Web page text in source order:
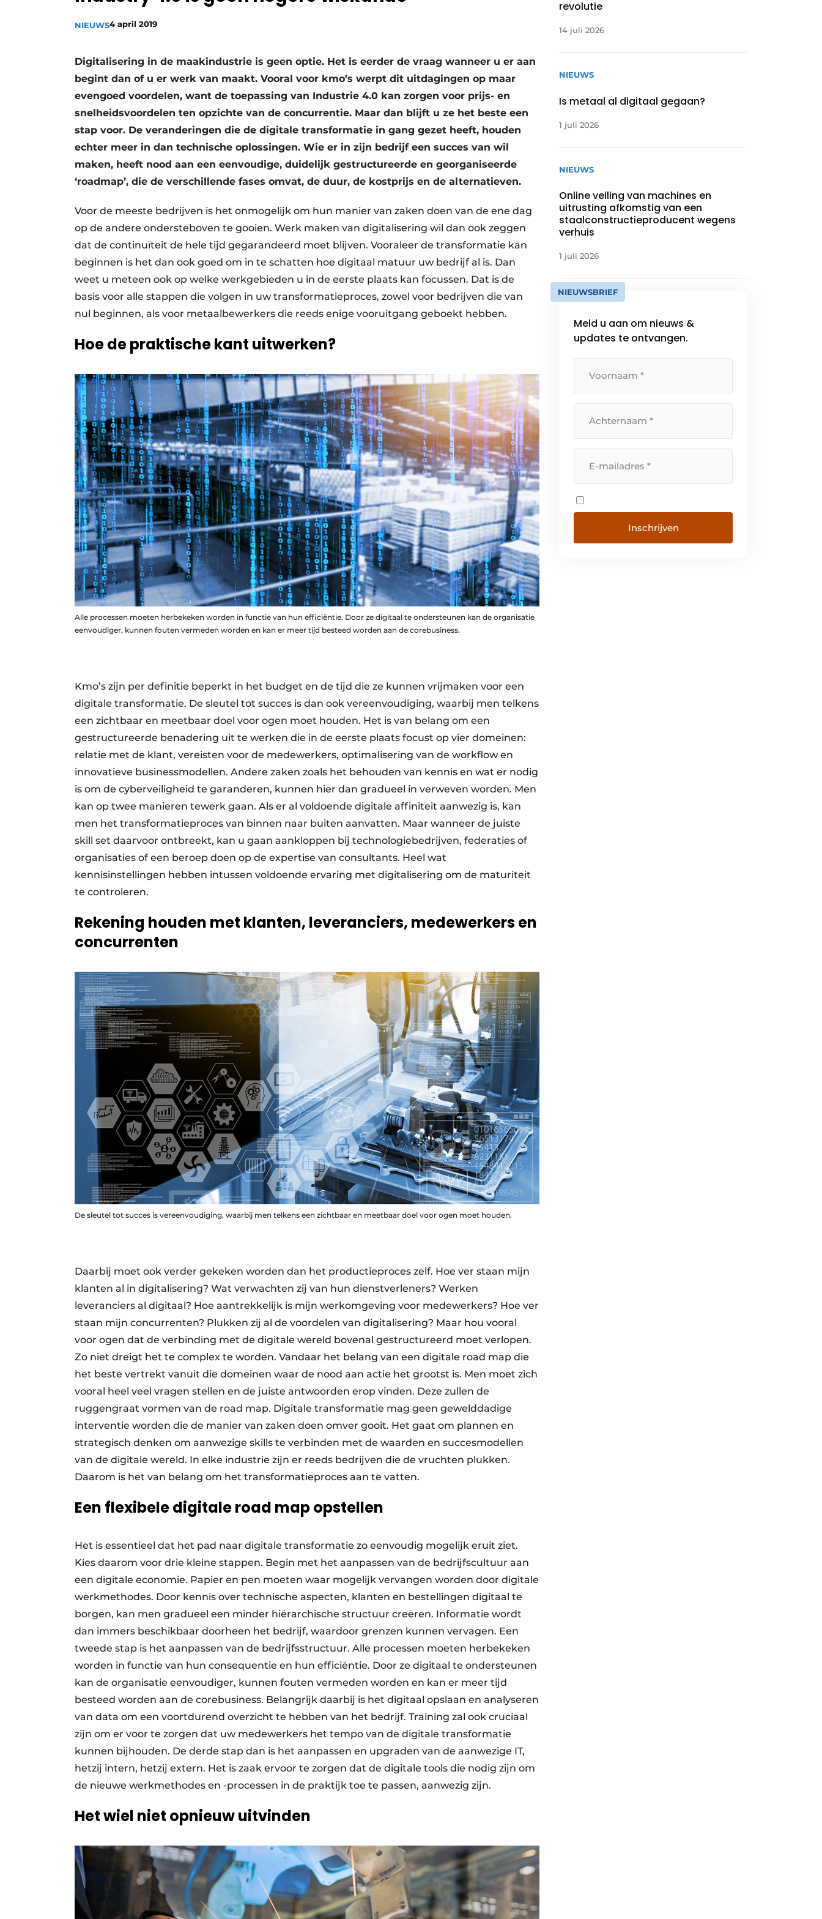
Video’s
NIEUWS4 april 2019
Digitalisering in de maakindustrie is geen optie. Het is eerder de vraag wanneer u er aan
begint dan of u er werk van maakt. Vooral voor kmo’s werpt dit uitdagingen op maar
evengoed voordelen, want de toepassing van Industrie 4.0 kan zorgen voor prijs- en
snelheidsvoordelen ten opzichte van de concurrentie. Maar dan blijft u ze het beste een
stap voor. De veranderingen die de digitale transformatie in gang gezet heeft, houden
echter meer in dan technische oplossingen. Wie er in zijn bedrijf een succes van wil
maken, heeft nood aan een eenvoudige, duidelijk gestructureerde en georganiseerde
‘roadmap’, die de verschillende fases omvat, de duur, de kostprijs en de alternatieven.
Voor de meeste bedrijven is het onmogelijk om hun manier van zaken doen van de ene dag
op de andere ondersteboven te gooien. Werk maken van digitalisering wil dan ook zeggen
dat de continuïteit de hele tijd gegarandeerd moet blijven. Vooraleer de transformatie kan
beginnen is het dan ook goed om in te schatten hoe digitaal matuur uw bedrijf al is. Dan
weet u meteen ook op welke werkgebieden u in de eerste plaats kan focussen. Dat is de
basis voor alle stappen die volgen in uw transformatieproces, zowel voor bedrijven die van
nul beginnen, als voor metaalbewerkers die reeds enige vooruitgang geboekt hebben.
Hoe de praktische kant uitwerken?
Alle processen moeten herbekeken worden in functie van hun efficiëntie. Door ze digitaal te ondersteunen kan de organisatie
eenvoudiger, kunnen fouten vermeden worden en kan er meer tijd besteed worden aan de corebusiness.
Kmo’s zijn per definitie beperkt in het budget en de tijd die ze kunnen vrijmaken voor een
digitale transformatie. De sleutel tot succes is dan ook vereenvoudiging, waarbij men telkens
een zichtbaar en meetbaar doel voor ogen moet houden. Het is van belang om een
gestructureerde benadering uit te werken die in de eerste plaats focust op vier domeinen:
relatie met de klant, vereisten voor de medewerkers, optimalisering van de workflow en
innovatieve businessmodellen. Andere zaken zoals het behouden van kennis en wat er nodig
is om de cyberveiligheid te garanderen, kunnen hier dan gradueel in verweven worden. Men
kan op twee manieren tewerk gaan. Als er al voldoende digitale affiniteit aanwezig is, kan
men het transformatieproces van binnen naar buiten aanvatten. Maar wanneer de juiste
skill set daarvoor ontbreekt, kan u gaan aankloppen bij technologiebedrijven, federaties of
organisaties of een beroep doen op de expertise van consultants. Heel wat
kennisinstellingen hebben intussen voldoende ervaring met digitalisering om de maturiteit
te controleren.
Rekening houden met klanten, leveranciers, medewerkers en
concurrenten
De sleutel tot succes is vereenvoudiging, waarbij men telkens een zichtbaar en meetbaar doel voor ogen moet houden.
Daarbij moet ook verder gekeken worden dan het productieproces zelf. Hoe ver staan mijn
klanten al in digitalisering? Wat verwachten zij van hun dienstverleners? Werken
leveranciers al digitaal? Hoe aantrekkelijk is mijn werkomgeving voor medewerkers? Hoe ver
staan mijn concurrenten? Plukken zij al de voordelen van digitalisering? Maar hou vooral
voor ogen dat de verbinding met de digitale wereld bovenal gestructureerd moet verlopen.
Zo niet dreigt het te complex te worden. Vandaar het belang van een digitale road map die
het beste vertrekt vanuit die domeinen waar de nood aan actie het grootst is. Men moet zich
vooral heel veel vragen stellen en de juiste antwoorden erop vinden. Deze zullen de
ruggengraat vormen van de road map. Digitale transformatie mag geen gewelddadige
interventie worden die de manier van zaken doen omver gooit. Het gaat om plannen en
strategisch denken om aanwezige skills te verbinden met de waarden en succesmodellen
van de digitale wereld. In elke industrie zijn er reeds bedrijven die de vruchten plukken.
Daarom is het van belang om het transformatieproces aan te vatten.
Een flexibele digitaleroad map opstellen
Het is essentieel dat het pad naar digitale transformatie zo eenvoudig mogelijk eruit ziet.
Kies daarom voor drie kleine stappen. Begin met het aanpassen van de bedrijfscultuur aan
een digitale economie. Papier en pen moeten waar mogelijk vervangen worden door digitale
werkmethodes. Door kennis over technische aspecten, klanten en bestellingen digitaal te
borgen, kan men gradueel een minder hiërarchische structuur creëren. Informatie wordt
dan immers beschikbaar doorheen het bedrijf, waardoor grenzen kunnen vervagen. Een
tweede stap is het aanpassen van de bedrijfsstructuur. Alle processen moeten herbekeken
worden in functie van hun consequentie en hun efficiëntie. Door ze digitaal te ondersteunen
kan de organisatie eenvoudiger, kunnen fouten vermeden worden en kan er meer tijd
besteed worden aan de corebusiness. Belangrijk daarbij is het digitaal opslaan en analyseren
van data om een voortdurend overzicht te hebben van het bedrijf. Training zal ook cruciaal
zijn om er voor te zorgen dat uw medewerkers het tempo van de digitale transformatie
kunnen bijhouden. De derde stap dan is het aanpassen en upgraden van de aanwezige IT,
hetzij intern, hetzij extern. Het is zaak ervoor te zorgen dat de digitale tools die nodig zijn om
de nieuwe werkmethodes en -processen in de praktijk toe te passen, aanwezig zijn.
Het wiel niet opnieuw uitvinden
revolutie
14 juli 2026
NIEUWS
Is metaal al digitaal gegaan?
1 juli 2026
NIEUWS
Online veiling van machines en
uitrusting afkomstig van een
staalconstructieproducent wegens
verhuis
1 juli 2026
NIEUWSBRIEF
Meld u aan om nieuws &
updates te ontvangen.